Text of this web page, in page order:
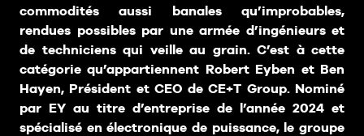
commodités aussi banales qu’improbables,
rendues possibles par une armée d’ingénieurs et
de techniciens qui veille au grain. C’est à cette
catégorie qu’appartiennent Robert Eyben et Ben
Hayen, Président et CEO de CE+T Group. Nominé
par EY au titre d’entreprise de l’année 2024 et
spécialisé en électronique de puissance, le groupe